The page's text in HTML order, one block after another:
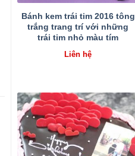
Bánh kem trái tim 2016 tông
trắng trang trí với những
trái tim nhỏ màu tím
Liên hệ